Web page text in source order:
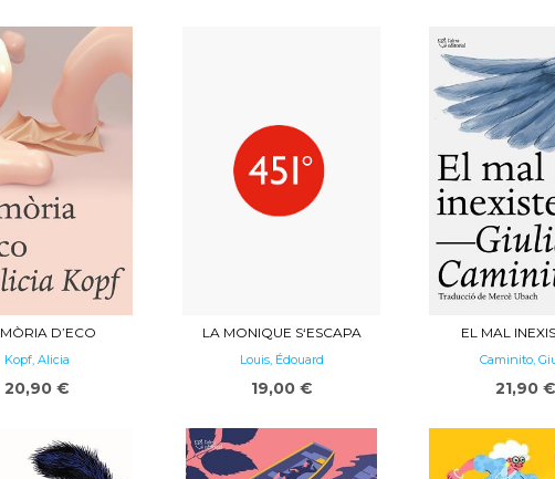
D’ECO
Kopf, Alicia
20,90 €
LA MONIQUE S‘ESCAPA
Louis, Édouard
19,00 €
EL MAL
Caminito,
21,90 €